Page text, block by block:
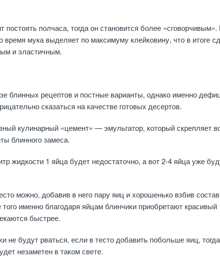
полчаса, тогда он становится более «сговорчивым».
время мука выделяет по максимуму клейковину, что в итоге
и эластичным.
блинных рецептов и постные варианты, однако именно
сказаться на качестве готовых десертов.
кулинарный «цемент» — эмульгатор, который скрепляет
блинного замеса.
жидкости 1 яйца будет недостаточно, а вот 2-4 яйца уже
можно, добавив в него пару яиц и хорошенько взбив
именно благодаря яйцам блинчики приобретают красивый
быстрее.
не будут рваться, если в тесто добавить побольше яиц,
незаметен в таком свете.